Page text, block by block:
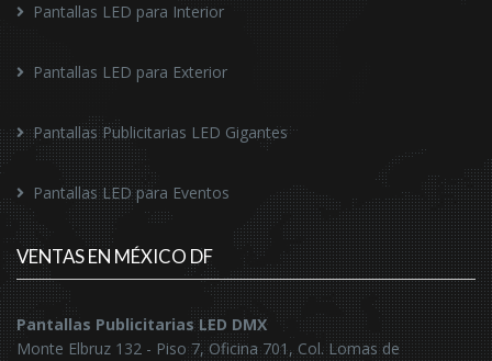
Pantallas LED para Interior
Pantallas LED para Exterior
Pantallas Publicitarias LED Gigantes
Pantallas LED para Eventos
VENTAS EN MÉXICO DF
Pantallas Publicitarias LED DMX
Monte Elbruz 132 - Piso 7, Oficina 701, Col. Lomas de